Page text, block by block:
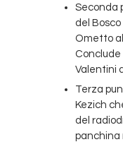
Seconda
del
Ometto
Conclude
Valentini
Terza
Kezich
del
panchina